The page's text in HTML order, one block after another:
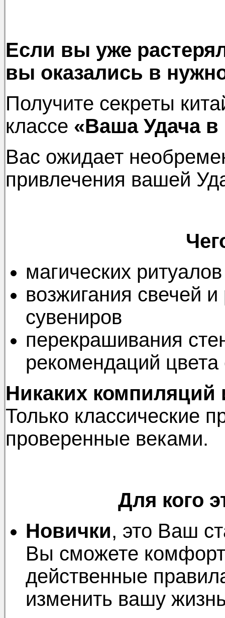
Если вы уже
вы оказались в
Получите секреты
классе «Ваша Удача в
Вас ожидает
привлечения вашей
магических
возжигания свечей
сувениров
перекрашивания
рекомендаций
Никаких компиляций
Только
проверенные веками.
Для кого
Новички, это Ваш
Вы сможете
действенные
изменить вашу